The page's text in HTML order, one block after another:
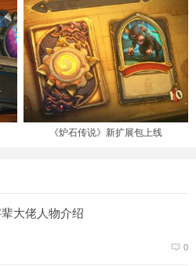
《炉石传说》新扩展包上线
大佬人物介绍
0